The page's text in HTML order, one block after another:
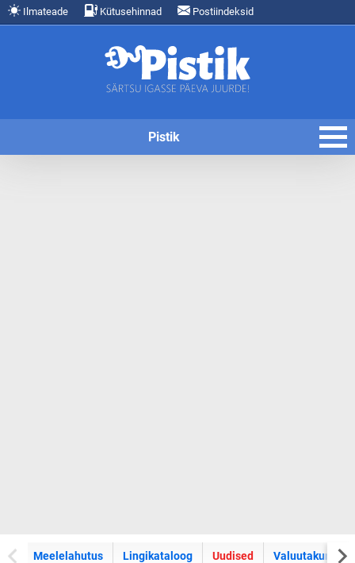
Ilmateade Kütusehinnad Postiindeksid
Pistik
Meelelahutus Lingikataloog Uudised Valuutakursid